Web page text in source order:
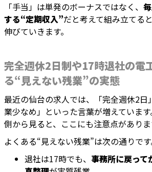
「手当」は単発のボーナスではなく、
する“定期収入”だと考えて組み立てる
伸びていきます。
完全週休2日制や17時退社の電
る“見えない残業”の実態
最近の仙台の求人では、「完全週休2日
業少なめ」といった言葉が増えていま
側から見ると、ここにも注意点がありま
よくある“見えない残業”は次の通りです
退社は17時でも、 事務所に戻って